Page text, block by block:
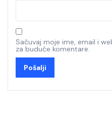
Sačuvaj moje ime, email i
za buduće komentare.